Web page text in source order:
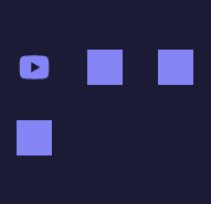
TikTok